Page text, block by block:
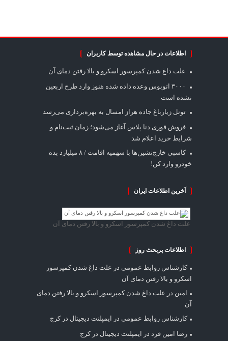
اطلاعات در حال مشاهده توسط کاربران
علت داغ شدن کمپرسور اسکرو و بالا رفتن دمای آن
۳۰۰۰ اتوبوس وعده داده شده هنوز وارد طرح اربعین
نشده است
تونل زیارباغ جاده هراز امسال به بهره‌برداری می‌رسد
فروش فوری دنا پلاس آغاز می‌شود؛ زمان ثبت‌نام و
شرایط خرید اعلام شد
کاسبی خارج‌نشین‌ها با سهمیه اقامت / ۸ میلیارد بده
خودرو وارد کن!
آخرین اطلاعات ایران
علت داغ شدن کمپرسور اسکرو و بالا رفتن دمای آن
اطلاعات پربحث روز
کارشناس روابط عمومی در علت داغ شدن کمپرسور
اسکرو و بالا رفتن دمای آن
امین در علت داغ شدن کمپرسور اسکرو و بالا رفتن دمای
آن
کارشناس روابط عمومی در
ایمپلنت دیجیتال در کرج
رضا امین فرد در
ایمپلنت دیجیتال در کرج